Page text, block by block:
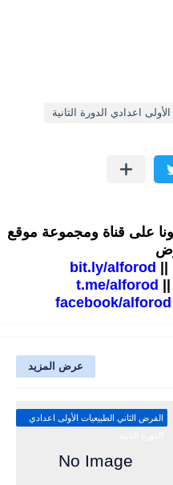
اعدادي الدورة الثانية
على قناة ومجموعة موقع
||
bit.ly/alforod
t.me/alforod
facebook/alforod
عرض المزيد
الفرض الثاني الطبيعيات الأولى اعدادي